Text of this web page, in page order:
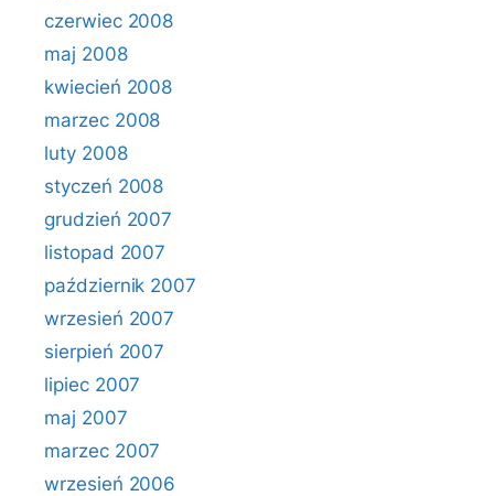
czerwiec 2008
maj 2008
kwiecień 2008
marzec 2008
luty 2008
styczeń 2008
grudzień 2007
listopad 2007
październik 2007
wrzesień 2007
sierpień 2007
lipiec 2007
maj 2007
marzec 2007
wrzesień 2006